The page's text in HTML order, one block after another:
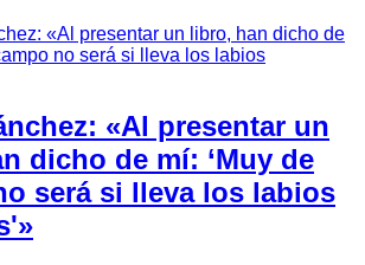
«Al presentar un
dicho de mí: ‘Muy de
será si lleva los labios